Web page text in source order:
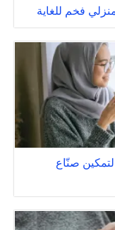
فخم للغاية
شات في قمّة المليار متابع 2026: لتمكين صنّاع